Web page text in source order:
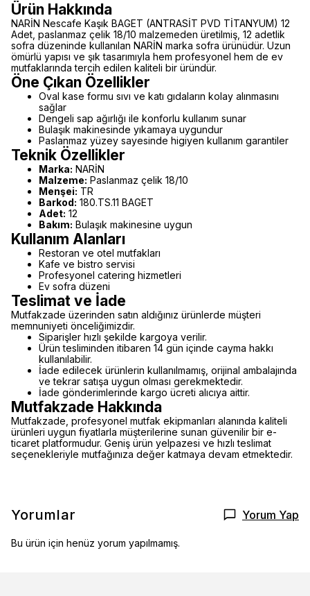
Ürün Hakkında
NARİN Nescafe Kaşık BAGET (ANTRASİT PVD TİTANYUM) 12
Adet, paslanmaz çelik 18/10 malzemeden üretilmiş, 12 adetlik
sofra düzeninde kullanılan NARİN marka sofra ürünüdür. Uzun
ömürlü yapısı ve şık tasarımıyla hem profesyonel hem de ev
mutfaklarında tercih edilen kaliteli bir üründür.
Öne Çıkan Özellikler
Oval kase formu sıvı ve katı gıdaların kolay alınmasını
sağlar
Dengeli sap ağırlığı ile konforlu kullanım sunar
Bulaşık makinesinde yıkamaya uygundur
Paslanmaz yüzey sayesinde higiyen kullanım garantiler
Teknik Özellikler
Marka: NARİN
Malzeme: Paslanmaz çelik 18/10
Menşei: TR
Barkod: 180.TS.11 BAGET
Adet: 12
Bakım: Bulaşık makinesine uygun
Kullanım Alanları
Restoran ve otel mutfakları
Kafe ve bistro servisi
Profesyonel catering hizmetleri
Ev sofra düzeni
Teslimat ve İade
Mutfakzade üzerinden satın aldığınız ürünlerde müşteri
memnuniyeti önceliğimizdir.
Siparişler hızlı şekilde kargoya verilir.
Ürün tesliminden itibaren 14 gün içinde cayma hakkı
kullanılabilir.
İade edilecek ürünlerin kullanılmamış, orijinal ambalajında
ve tekrar satışa uygun olması gerekmektedir.
İade gönderimlerinde kargo ücreti alıcıya aittir.
Mutfakzade Hakkında
Mutfakzade, profesyonel mutfak ekipmanları alanında kaliteli
ürünleri uygun fiyatlarla müşterilerine sunan güvenilir bir e-
ticaret platformudur. Geniş ürün yelpazesi ve hızlı teslimat
seçenekleriyle mutfağınıza değer katmaya devam etmektedir.
Yorumlar Yorum Yap
Bu ürün için henüz yorum yapılmamış.